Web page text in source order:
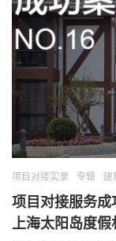
项目对接实录 专辑 建
项目对接服务成
上海太阳岛度假